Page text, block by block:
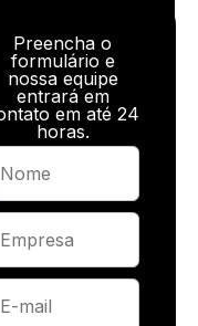
Preencha o
formulário e
nossa equipe
entrará em
em até 24
horas.